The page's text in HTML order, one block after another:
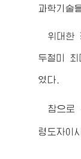
과학기술
위대한
두철미
였다.
참으로
령도자이